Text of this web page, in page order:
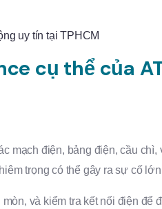
uy tín tại TPHCM
cụ thể của
điện, bảng điện, cầu
trọng có thể gây ra sự cố
và kiểm tra kết nối điện để